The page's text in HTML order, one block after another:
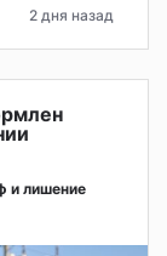
2 дня назад
и лишение